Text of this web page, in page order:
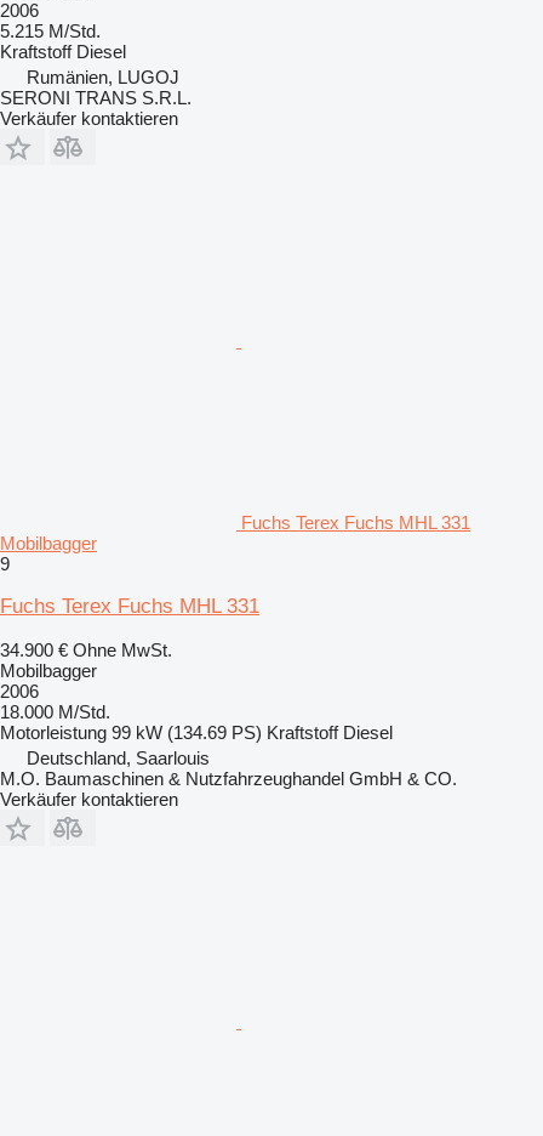
2006
5.215 M/Std.
Kraftstoff Diesel
Rumänien, LUGOJ
SERONI TRANS S.R.L.
Verkäufer kontaktieren
Fuchs Terex Fuchs MHL 331
Mobilbagger
9
Fuchs Terex Fuchs MHL 331
34.900 € Ohne MwSt.
Mobilbagger
2006
18.000 M/Std.
Motorleistung 99 kW (134.69 PS) Kraftstoff Diesel
Deutschland, Saarlouis
M.O. Baumaschinen & Nutzfahrzeughandel GmbH & CO.
Verkäufer kontaktieren